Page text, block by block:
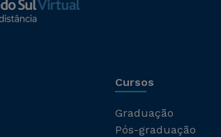
Cursos
Graduação
Pós-graduação